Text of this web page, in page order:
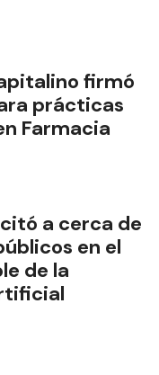
firmó
prácticas
Farmacia
a cerca de
en el
de la